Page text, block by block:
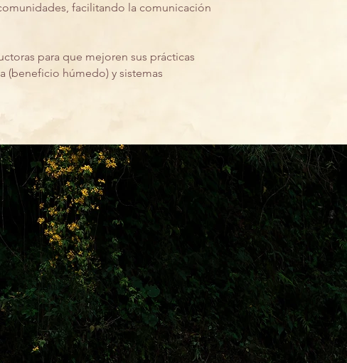
facilitando la comunicación
para que mejoren sus prácticas
(beneficio húmedo) y sistemas